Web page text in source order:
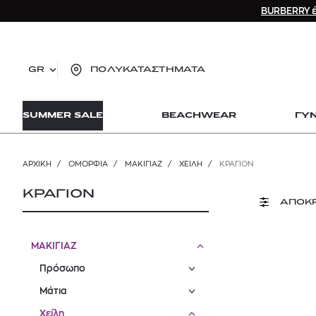
GR ΠΟΛΥΚΑΤΑΣΤΗΜΑΤΑ
SUMMER SALE BEACHWEAR
ΑΡΧΙΚΉ / ΟΜΟΡΦΙΑ / ΜΑΚΙΓΙΑΖ / ΧΕΊΛΗ / ΚΡΑΓΙΌΝ
ΚΡΑΓΙΟΝ
ΜΑΚΙΓΙΑΖ
Πρόσωπο
Μάτια
Χείλη